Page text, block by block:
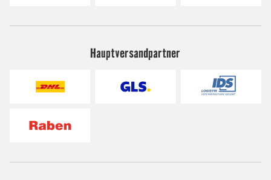
Hauptversandpartner